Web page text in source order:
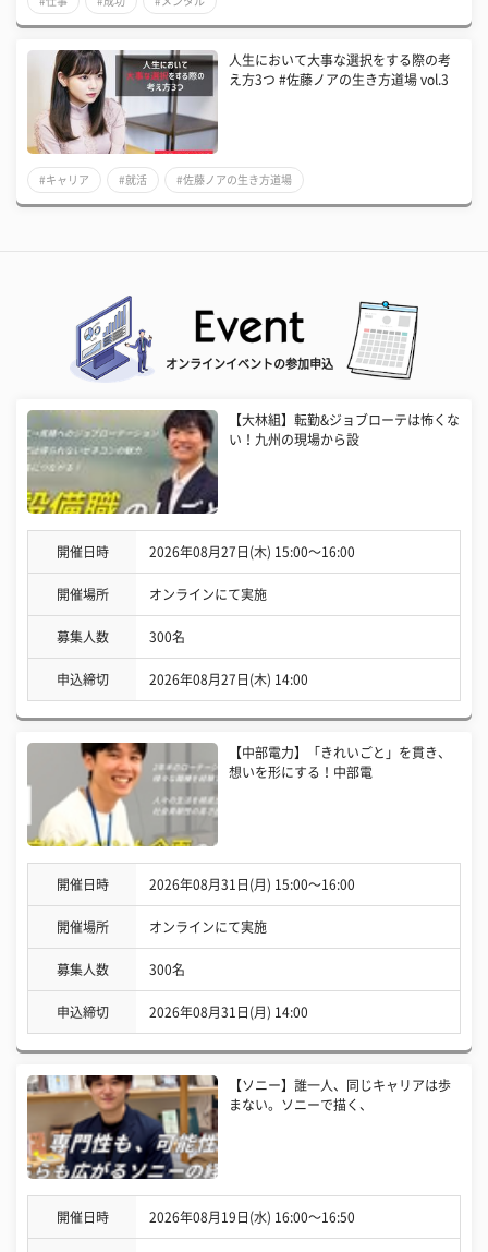
人生において大事な選択をする際の考
え方3つ #佐藤ノアの生き方道場 vol.3
#キャリア #就活 #佐藤ノアの生き方道場
オンラインイベントの参加申込
【大林組】転勤&ジョブローテは怖くな
い！九州の現場から設
開催日時 2026年08月27日(木) 15:00〜16:00
開催場所 オンラインにて実施
募集人数 300名
申込締切 2026年08月27日(木) 14:00
【中部電力】「きれいごと」を貫き、
想いを形にする！中部電
開催日時 2026年08月31日(月) 15:00〜16:00
開催場所 オンラインにて実施
募集人数 300名
申込締切 2026年08月31日(月) 14:00
【ソニー】誰一人、同じキャリアは歩
まない。ソニーで描く、
開催日時 2026年08月19日(水) 16:00〜16:50